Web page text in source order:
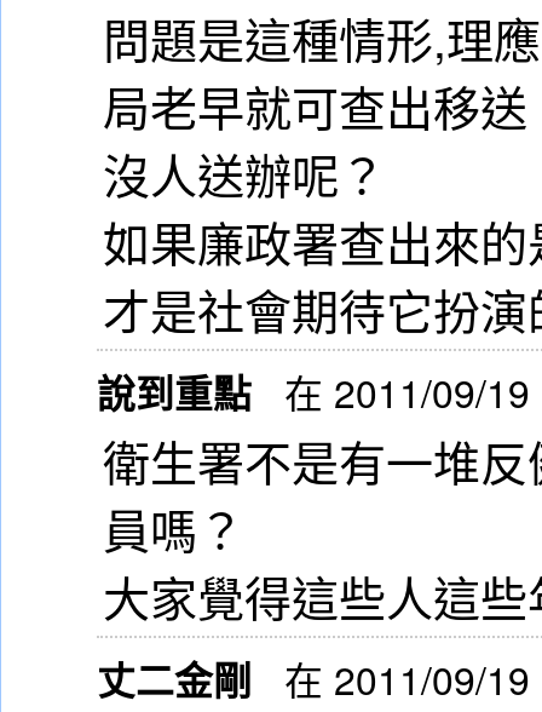
問題是這種情形,理
局老早就可查出移
沒人送辦呢？
如果廉政署查出來
才是社會期待它扮
說到重點 在 2011/09/
衛生署不是有一堆
員嗎？
大家覺得這些人這
丈二金剛 在 2011/09/